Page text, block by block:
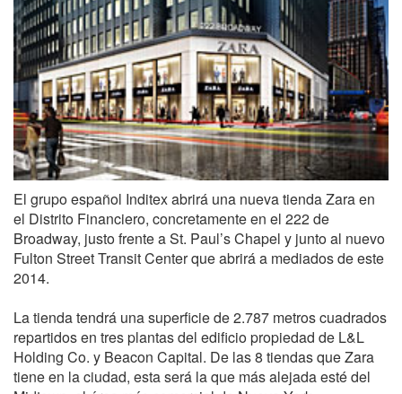
El grupo español Inditex abrirá una nueva tienda Zara en
el Distrito Financiero, concretamente en el 222 de
Broadway, justo frente a St. Paul’s Chapel y junto al nuevo
Fulton Street Transit Center que abrirá a mediados de este
2014.
La tienda tendrá una superficie de 2.787 metros cuadrados
repartidos en tres plantas del edificio propiedad de L&L
Holding Co. y Beacon Capital. De las 8 tiendas que Zara
tiene en la ciudad, esta será la que más alejada esté del